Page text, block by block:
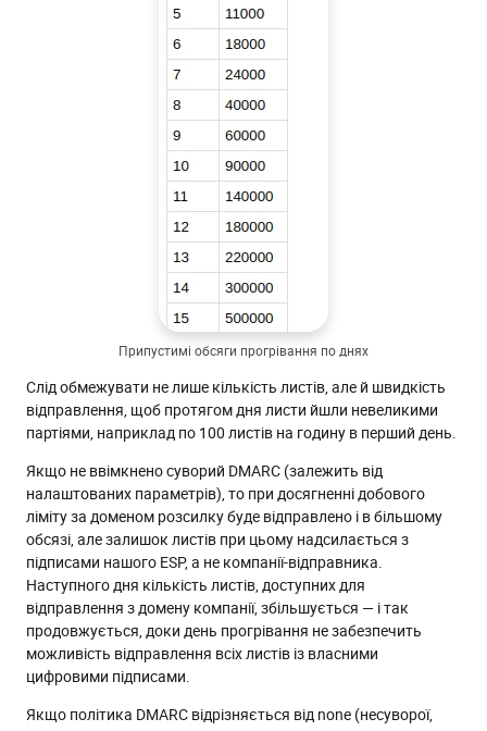
Припустимі обсяги прогрівання по днях
Слід обмежувати не лише кількість листів, але й швидкість
відправлення, щоб протягом дня листи йшли невеликими
партіями, наприклад по 100 листів на годину в перший день.
Якщо не ввімкнено суворий DMARC (залежить від
налаштованих параметрів), то при досягненні добового
ліміту за доменом розсилку буде відправлено і в більшому
обсязі, але залишок листів при цьому надсилається з
підписами нашого ESP, а не компанії-відправника.
Наступного дня кількість листів, доступних для
відправлення з домену компанії, збільшується — і так
продовжується, доки день прогрівання не забезпечить
можливість відправлення всіх листів із власними
цифровими підписами.
Якщо політика DMARC відрізняється від none (несуворої,